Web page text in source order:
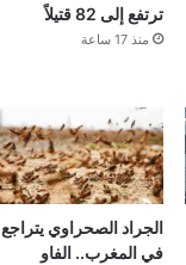
ترتفع إلى 82 قتيلاً
منذ 17 ساعة
الجراد الصحراوي يتراجع
في المغرب.. الفاو